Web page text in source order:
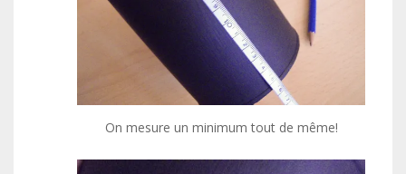
On mesure un minimum tout de même!